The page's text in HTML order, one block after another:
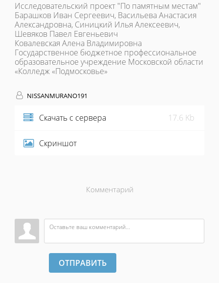
Исследовательский проект "По памятным местам"
Барашков Иван Сергеевич, Васильева Анастасия
Александровна, Синицкий Илья Алексеевич,
Шевяков Павел Евгеньевич
Ковалевская Алена Владимировна
Государственное бюджетное профессиональное
образовательное учреждение Московской области
«Колледж «Подмосковье»
NISSANMURANO191
Скачать с сервера 17.6 Kb
Скриншот
Комментарий
ОТПРАВИТЬ